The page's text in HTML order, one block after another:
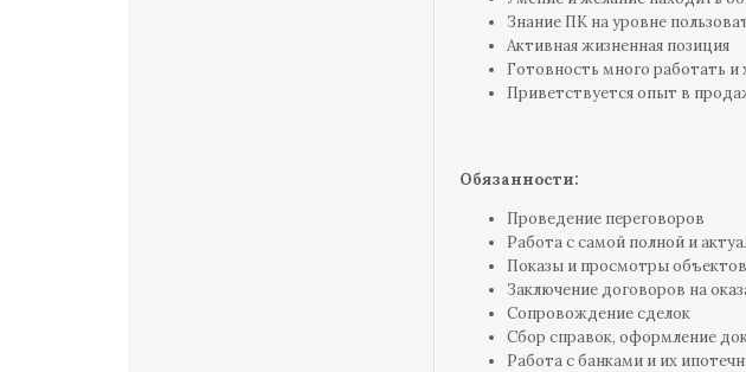
Знание ПК на уровне
Активная жизненная позиция
Готовность много работать
Приветствуется опыт в
Обязанности:
Проведение переговоров
Работа с самой полной и
Показы и просмотры
Заключение договоров на
Сопровождение сделок
Сбор справок, оформление
Работа с банками и их